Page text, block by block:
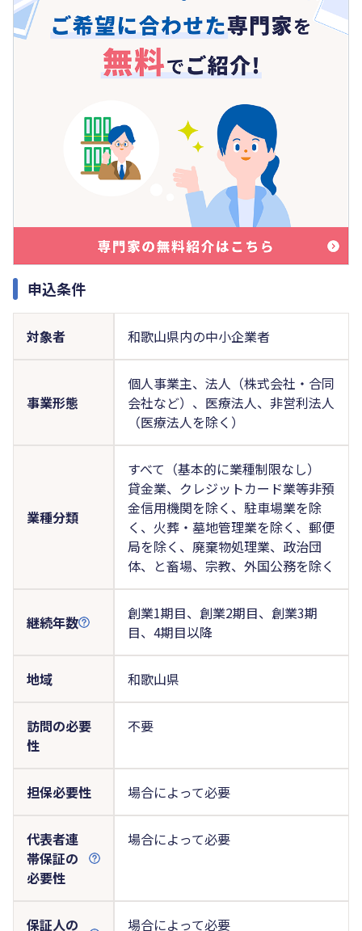
申込条件
対象者 和歌山県内の中小企業者
事業形態
個人事業主、法人（株式会社・合同
会社など）、医療法人、非営利法人
（医療法人を除く）
業種分類
すべて（基本的に業種制限なし）
貸金業、クレジットカード業等非預
金信用機関を除く、駐車場業を除
く、火葬・墓地管理業を除く、郵便
局を除く、廃棄物処理業、政治団
体、と畜場、宗教、外国公務を除く
継続年数
創業1期目、創業2期目、創業3期
目、4期目以降
地域 和歌山県
訪問の必要
性
不要
担保必要性 場合によって必要
代表者連
帯保証の
必要性
場合によって必要
保証人の 場合によって必要